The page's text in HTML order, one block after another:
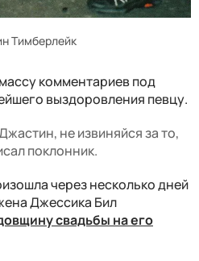
Тимберлейк
комментариев под
выздоровления певцу.
не извиняйся за то,
поклонник.
через несколько дней
Джессика Бил
свадьбы на его